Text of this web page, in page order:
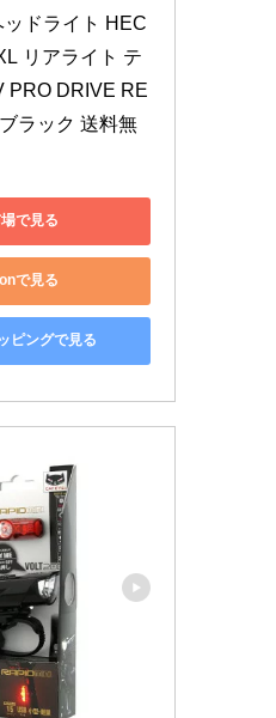
ッドライト HEC
リアライト テ
PRO DRIVE RE
ラック 送料無
で見る
で見る
ピングで見る